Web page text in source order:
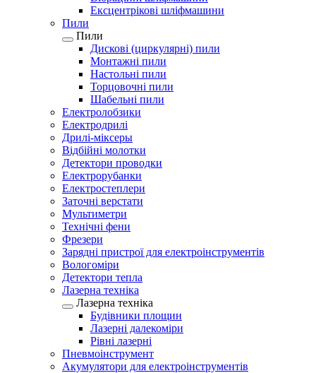
Ексцентрікові шліфмашини
Пили
Пили
Дискові (циркулярні) пили
Монтажні пили
Настольні пили
Торцовочні пили
Шабельні пили
Електролобзики
Електродрилі
Дрилі-міксеры
Відбійні молотки
Детектори проводки
Електрорубанки
Електростеплери
Заточні верстати
Мультиметри
Технічні фени
Фрезери
Зарядні пристрої для електроінструментів
Вологоміри
Детектори тепла
Лазерна техніка
Лазерна техніка
Будівники площин
Лазерні далекоміри
Рівні лазерні
Пневмоінструмент
Акумулятори для електроінструментів